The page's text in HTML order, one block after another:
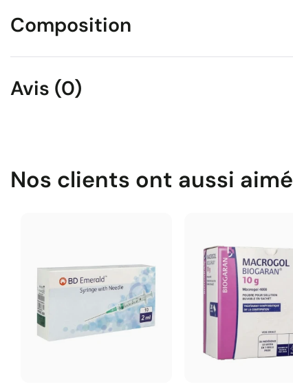
Composition
Avis (0)
Nos clients ont aussi aimé